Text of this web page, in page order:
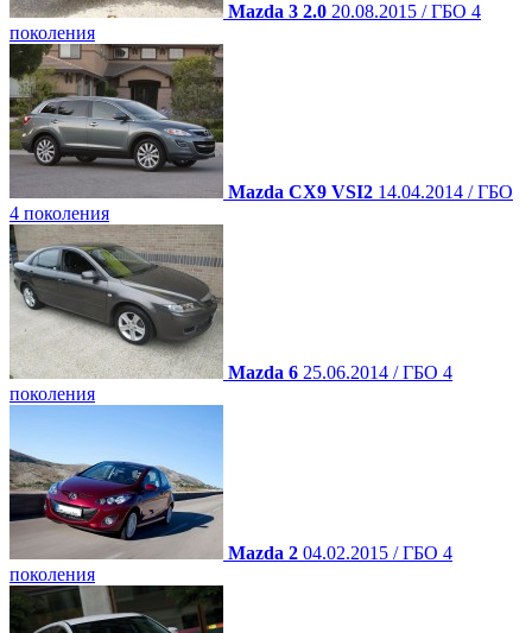
Mazda 3 2.0 20.08.2015 / ГБО 4
поколения
Mazda CX9 VSI2 14.04.2014 / ГБО
4 поколения
Mazda 6 25.06.2014 / ГБО 4
поколения
Mazda 2 04.02.2015 / ГБО 4
поколения